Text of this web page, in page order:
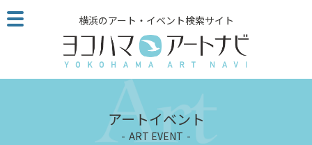
こ
の
ジ
横浜のアート・イベント検索サイト
アートイベント
ART EVENT